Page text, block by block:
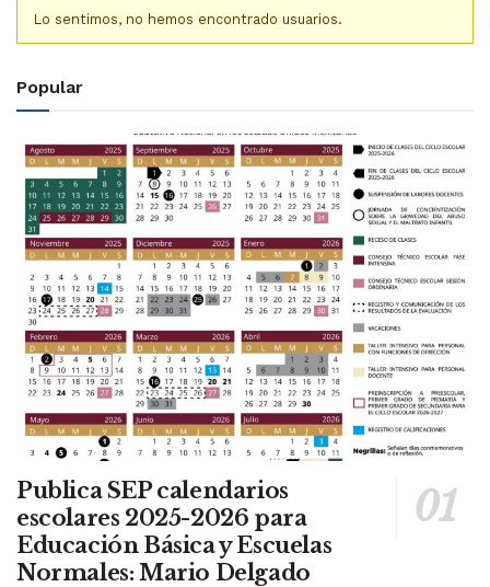
Lo sentimos, no hemos encontrado usuarios.
Popular
Publica SEP calendarios
escolares 2025-2026 para
Educación Básica y Escuelas
Normales: Mario Delgado